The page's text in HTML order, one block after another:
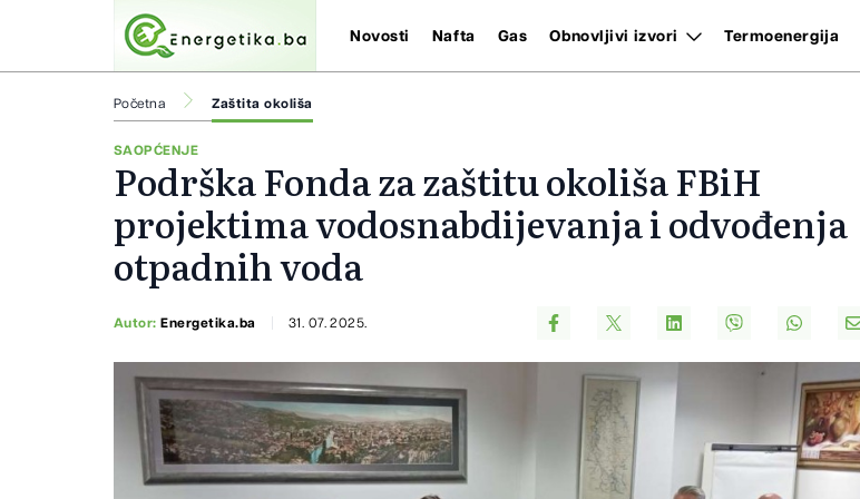
Novosti Nafta Gas Obnovljivi izvori Termoenergija
Početna Zaštita okoliša
SAOPĆENJE
Podrška Fonda za zaštitu okoliša FBiH
projektima vodosnabdijevanja i odvođenja
otpadnih voda
Autor:Energetika.ba 31. 07. 2025.